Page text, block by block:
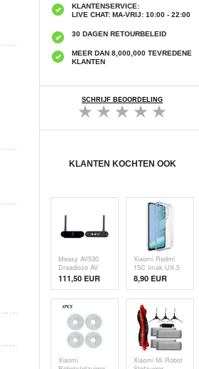
KLANTENSERVICE:
LIVE CHAT: MA-VRIJ: 10:00 - 22:00
30 DAGEN RETOURBELEID
MEER DAN 8,000,000 TEVREDENE
KLANTEN
SCHRIJF BEOORDELING
KLANTEN KOCHTEN OOK
Measy AV530
Draadloze AV
Zender en
Ontvanger Set -
5.8GHz/300m -
EU Stekker
111,50 EUR
Xiaomi Redmi
15C Imak UX-5
TPU hoesje -
transparant
8,90 EUR
Xiaomi
Xiaomi Mi Robot